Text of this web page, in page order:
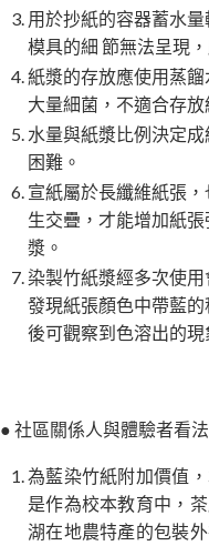
用於抄紙的容器蓄水
模具的細 節無法呈現
紙漿的存放應使用蒸
大量細菌，不適合存放
水量與紙漿比例決定
困難。
宣紙屬於長纖維紙張
生交疊，才能增加紙
漿。
染製竹紙漿經多次使
發現紙張顏色中帶藍
後可觀察到色溶出的
● 社區關係人與體驗者看
為藍染竹紙附加價值
是作為校本教育中，
湖在地農特產的包裝